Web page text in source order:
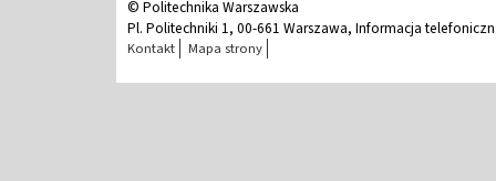
© Politechnika Warszawska
Pl. Politechniki 1, 00-661 Warszawa, Informacja
Kontakt Mapa strony